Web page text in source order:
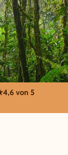
4,6 von 5